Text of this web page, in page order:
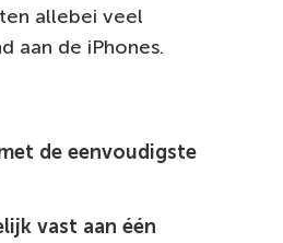
allebei veel
aan de iPhones.
de eenvoudigste
vast aan één